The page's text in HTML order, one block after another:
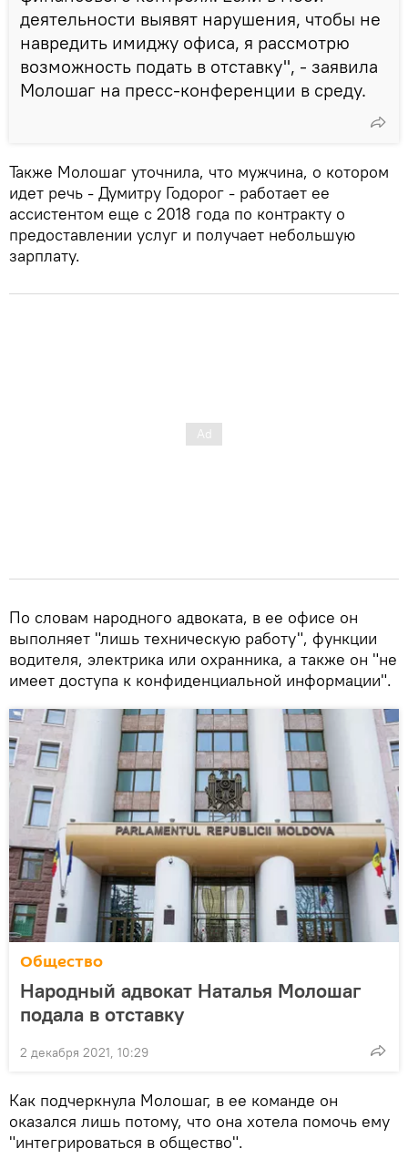
деятельности выявят нарушения, чтобы не
навредить имиджу офиса, я рассмотрю
возможность подать в отставку", - заявила
Молошаг на пресс-конференции в среду.
Также Молошаг уточнила, что мужчина, о котором
идет речь - Думитру Годорог - работает ее
ассистентом еще с 2018 года по контракту о
предоставлении услуг и получает небольшую
зарплату.
По словам народного адвоката, в ее офисе он
выполняет "лишь техническую работу", функции
водителя, электрика или охранника, а также он "не
имеет доступа к конфиденциальной информации".
Общество
Народный адвокат Наталья Молошаг
подала в отставку
2 декабря 2021, 10:29
Как подчеркнула Молошаг, в ее команде он
оказался лишь потому, что она хотела помочь ему
"интегрироваться в общество".